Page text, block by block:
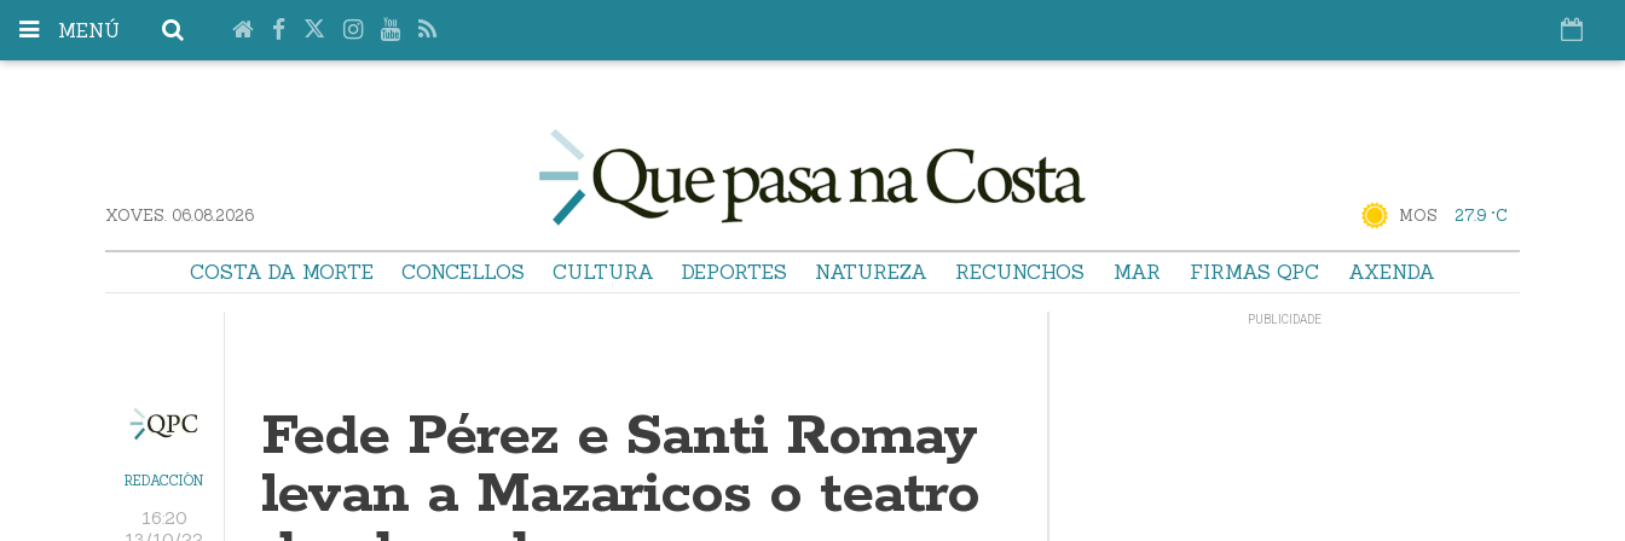
MENÚ
XOVES. 06.08.2026 MOS 27.9 °C
COSTA DA MORTE CONCELLOS CULTURA DEPORTES NATUREZA RECUNCHOS MAR FIRMAS QPC AXENDA
REDACCIÓN
16:20
Fede Pérez e Santi Romay
levan a Mazaricos o teatro